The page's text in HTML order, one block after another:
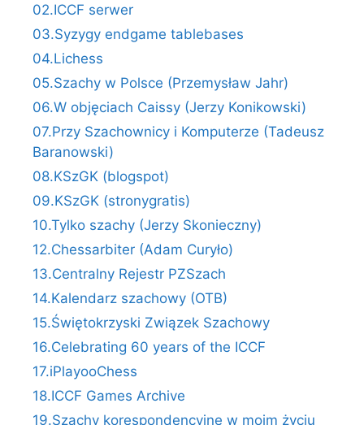
02.ICCF serwer
03.Syzygy endgame tablebases
04.Lichess
05.Szachy w Polsce (Przemysław Jahr)
06.W objęciach Caissy (Jerzy Konikowski)
07.Przy Szachownicy i Komputerze (Tadeusz
Baranowski)
08.KSzGK (blogspot)
09.KSzGK (stronygratis)
10.Tylko szachy (Jerzy Skonieczny)
12.Chessarbiter (Adam Curyło)
13.Centralny Rejestr PZSzach
14.Kalendarz szachowy (OTB)
15.Świętokrzyski Związek Szachowy
16.Celebrating 60 years of the ICCF
17.iPlayooChess
18.ICCF Games Archive
19.Szachy korespondencyjne w moim życiu